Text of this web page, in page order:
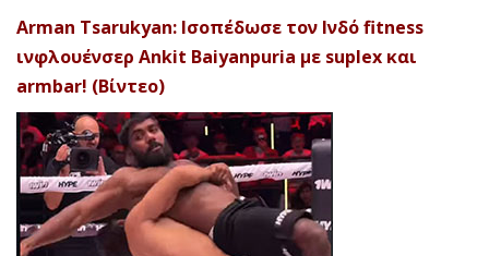
Arman Tsarukyan: Ισοπέδωσε τον Ινδό fitness
ινφλουένσερ Ankit Baiyanpuria με suplex και
armbar! (Βίντεο)